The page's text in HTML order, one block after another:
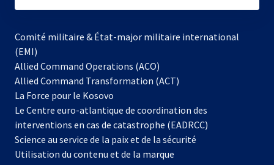
Comité militaire & État-major militaire international
(EMI)
Allied Command Operations (ACO)
Allied Command Transformation (ACT)
La Force pour le Kosovo
dans
un
nouvel
onglet
Le Centre euro-atlantique de coordination des
interventions en cas de catastrophe (EADRCC)
Science au service de la paix et de la sécurité
Utilisation du contenu et de la marque